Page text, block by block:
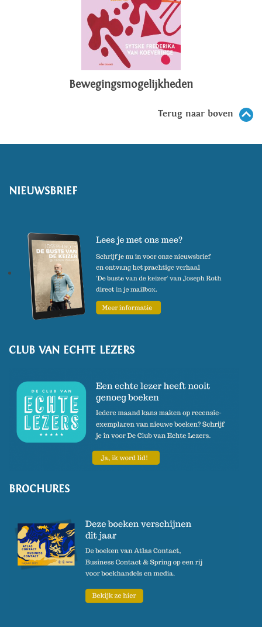
Bewegingsmogelijkheden
Terug naar boven
NIEUWSBRIEF
CLUB VAN ECHTE LEZERS
BROCHURES